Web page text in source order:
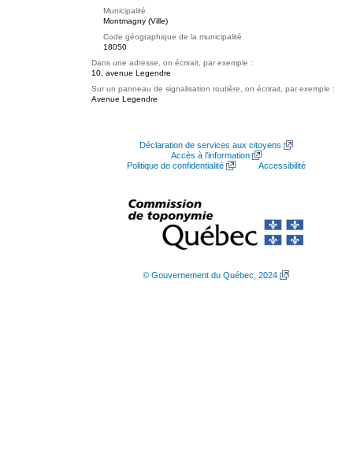
Municipalité
Montmagny (Ville)
Code géographique de la municipalité
18050
Dans une adresse, on écrirait, par exemple :
10, avenue Legendre
Sur un panneau de signalisation routière, on écrirait, par exemple :
Avenue Legendre
Déclaration de services aux citoyens
Accès à l’information
Politique de confidentialité
Accessibilité
© Gouvernement du Québec, 2024